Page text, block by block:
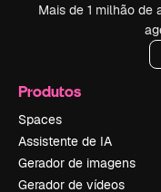
Mais de 1 milhão de
Produtos
Spaces
Assistente de IA
Gerador de imagens
Gerador de vídeos